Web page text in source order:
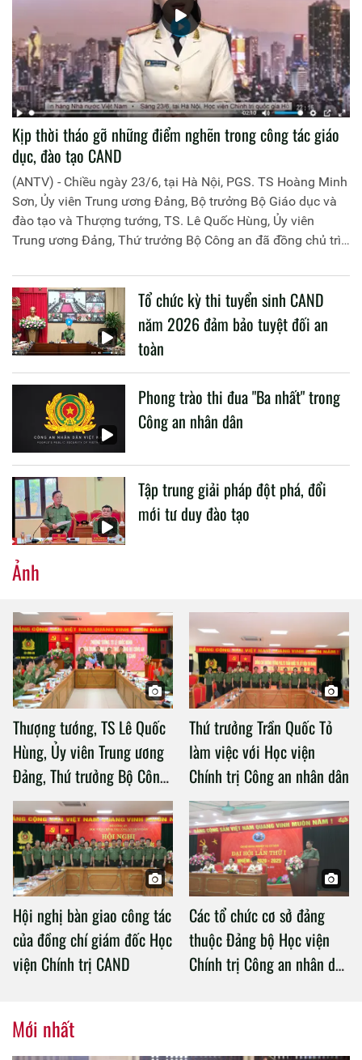
Kịp thời tháo gỡ những điểm nghẽn trong công tác giáo
dục, đào tạo CAND
(ANTV) - Chiều ngày 23/6, tại Hà Nội, PGS. TS Hoàng Minh
Sơn, Ủy viên Trung ương Đảng, Bộ trưởng Bộ Giáo dục và
đào tạo và Thượng tướng, TS. Lê Quốc Hùng, Ủy viên
Trung ương Đảng, Thứ trưởng Bộ Công an đã đồng chủ trì
liên quan đến công tác giáo dục và đào tạo của lực lượng
CAND.
Tổ chức kỳ thi tuyển sinh CAND
năm 2026 đảm bảo tuyệt đối an
toàn
Phong trào thi đua "Ba nhất" trong
Công an nhân dân
Tập trung giải pháp đột phá, đổi
mới tư duy đào tạo
Ảnh
Thượng tướng, TS Lê Quốc
Hùng, Ủy viên Trung ương
Đảng, Thứ trưởng Bộ Công
an làm việc với Học viện
Chính trị Công an nhân dân
Thứ trưởng Trần Quốc Tỏ
làm việc với Học viện
Chính trị Công an nhân dân
Hội nghị bàn giao công tác
của đồng chí giám đốc Học
viện Chính trị CAND
Các tổ chức cơ sở đảng
thuộc Đảng bộ Học viện
Chính trị Công an nhân dân
Mới nhất